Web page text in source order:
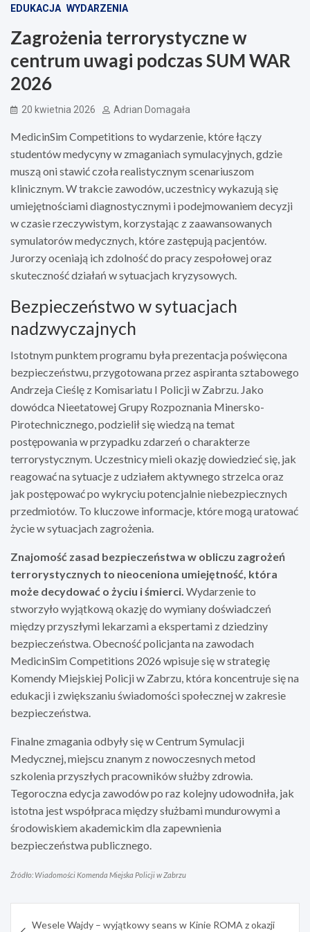
EDUKACJA WYDARZENIA
Zagrożenia terrorystyczne w
centrum uwagi podczas SUM WAR
2026
20 kwietnia 2026 Adrian Domagała
MedicinSim Competitions to wydarzenie, które łączy
studentów medycyny w zmaganiach symulacyjnych, gdzie
muszą oni stawić czoła realistycznym scenariuszom
klinicznym. W trakcie zawodów, uczestnicy wykazują się
umiejętnościami diagnostycznymi i podejmowaniem decyzji
w czasie rzeczywistym, korzystając z zaawansowanych
symulatorów medycznych, które zastępują pacjentów.
Jurorzy oceniają ich zdolność do pracy zespołowej oraz
skuteczność działań w sytuacjach kryzysowych.
Bezpieczeństwo w sytuacjach
nadzwyczajnych
Istotnym punktem programu była prezentacja poświęcona
bezpieczeństwu, przygotowana przez aspiranta sztabowego
Andrzeja Cieślę z Komisariatu I Policji w Zabrzu. Jako
dowódca Nieetatowej Grupy Rozpoznania Minersko-
Pirotechnicznego, podzielił się wiedzą na temat
postępowania w przypadku zdarzeń o charakterze
terrorystycznym. Uczestnicy mieli okazję dowiedzieć się, jak
reagować na sytuacje z udziałem aktywnego strzelca oraz
jak postępować po wykryciu potencjalnie niebezpiecznych
przedmiotów. To kluczowe informacje, które mogą uratować
życie w sytuacjach zagrożenia.
Znajomość zasad bezpieczeństwa w obliczu zagrożeń
terrorystycznych to nieoceniona umiejętność, która
może decydować o życiu i śmierci. Wydarzenie to
stworzyło wyjątkową okazję do wymiany doświadczeń
między przyszłymi lekarzami a ekspertami z dziedziny
bezpieczeństwa. Obecność policjanta na zawodach
MedicinSim Competitions 2026 wpisuje się w strategię
Komendy Miejskiej Policji w Zabrzu, która koncentruje się na
edukacji i zwiększaniu świadomości społecznej w zakresie
bezpieczeństwa.
Finalne zmagania odbyły się w Centrum Symulacji
Medycznej, miejscu znanym z nowoczesnych metod
szkolenia przyszłych pracowników służby zdrowia.
Tegoroczna edycja zawodów po raz kolejny udowodniła, jak
istotna jest współpraca między służbami mundurowymi a
środowiskiem akademickim dla zapewnienia
bezpieczeństwa publicznego.
Źródło: Wiadomości Komenda Miejska Policji w Zabrzu
Wesele Wajdy – wyjątkowy seans w Kinie ROMA z okazji